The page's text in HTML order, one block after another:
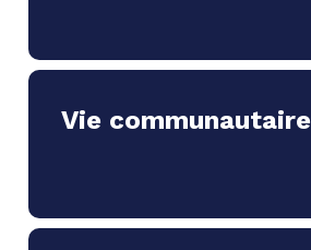
Vie communautaire